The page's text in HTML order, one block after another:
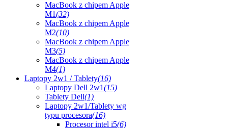
MacBook z chipem Apple
M1(32)
MacBook z chipem Apple
M2(10)
MacBook z chipem Apple
M3(5)
MacBook z chipem Apple
M4(1)
Laptopy 2w1 / Tablety(16)
Laptopy Dell 2w1(15)
Tablety Dell(1)
Laptopy 2w1/Tablety wg
typu procesora(16)
Procesor intel i5(6)